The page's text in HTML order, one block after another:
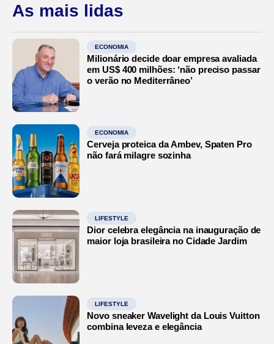
As mais lidas
ECONOMIA
Milionário decide doar empresa avaliada
em US$ 400 milhões: ‘não preciso passar
o verão no Mediterrâneo’
ECONOMIA
Cerveja proteica da Ambev, Spaten Pro
não fará milagre sozinha
LIFESTYLE
Dior celebra elegância na inauguração de
maior loja brasileira no Cidade Jardim
LIFESTYLE
Novo sneaker Wavelight da Louis Vuitton
combina leveza e elegância